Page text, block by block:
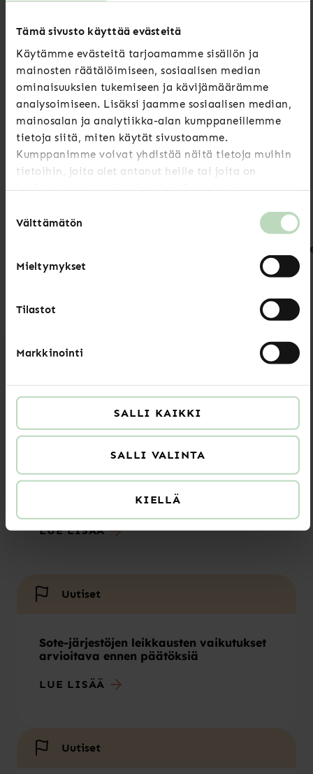
Tämä sivusto käyttää evästeitä
Käytämme evästeitä tarjoamamme sisällön ja
mainosten räätälöimiseen, sosiaalisen median
ominaisuuksien tukemiseen ja kävijämäärämme
analysoimiseen. Lisäksi jaamme sosiaalisen median,
mainosalan ja analytiikka-alan kumppaneillemme
tietoja siitä, miten käytät sivustoamme.
Kumppanimme voivat yhdistää näitä tietoja muihin
tietoihin, joita olet antanut heille tai joita on
kerätty, kun olet käyttänyt heidän palvelujaan.
valinta
Välttämätön
Mieltymykset
Tilastot
Markkinointi
SALLI KAIKKI
SALLI VALINTA
KIELLÄ
Specian ja Kumulan kaksiosaiseen ”Tehoa
projektinhallintaan”-koulutukseen!
Kipinää varainhankintaan
7.4. | Zoom
Mistä onnistuneessa varainhankinnassa on kyse?
Mitä “kuningasideoita” kannattaa välttää? Millä
yleisösi innostuu lahjoittajiksi niin, että he tuntevat
olevansa muutakin kuin käveleviä lompakoita?
url=”https://specia.fi/jasenyys/palvelut/tilaisuudet/
lisää tilaisuuksistamme ja ilmoittaudu mukaan!
Luitko jo nämä?
Kesän 2026 aukioloajat
LUE LISÄÄ
Uutiset
Sote-järjestöjen leikkausten vaikutukset
arvioitava ennen päätöksiä
LUE LISÄÄ
Uutiset